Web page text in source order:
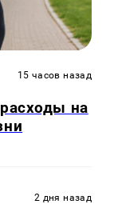
15 часов назад
на
2 дня назад